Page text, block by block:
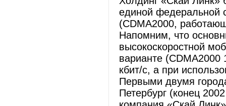
единой федеральной
(CDMA2000,
Напомним, что
высокоскоростной
варианте
кбит/с, а при
Первыми двумя
Петербург (конец